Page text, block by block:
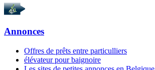
Annonces
Offres de prêts entre particulliers
élévateur pour baignoire